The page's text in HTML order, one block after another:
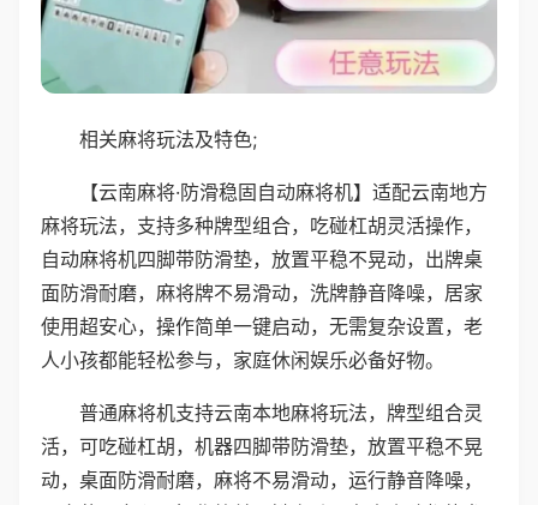
相关麻将玩法及特色;
【云南麻将·防滑稳固自动麻将机】适配云南地方
麻将玩法，支持多种牌型组合，吃碰杠胡灵活操作，
自动麻将机四脚带防滑垫，放置平稳不晃动，出牌桌
面防滑耐磨，麻将牌不易滑动，洗牌静音降噪，居家
使用超安心，操作简单一键启动，无需复杂设置，老
人小孩都能轻松参与，家庭休闲娱乐必备好物。
普通麻将机支持云南本地麻将玩法，牌型组合灵
活，可吃碰杠胡，机器四脚带防滑垫，放置平稳不晃
动，桌面防滑耐磨，麻将不易滑动，运行静音降噪，